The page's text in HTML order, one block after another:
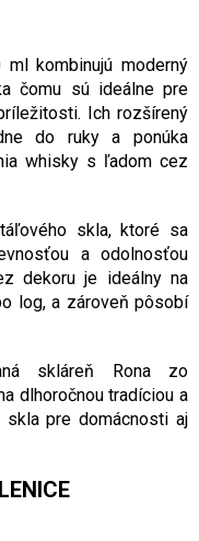
kombinujú moderný
čomu sú ideálne pre
Ich rozšírený
do ruky a ponúka
whisky s ľadom cez
skla, ktoré sa
a odolnosťou
dekoru je ideálny na
log, a zároveň pôsobí
skláreň Rona zo
dlhoročnou tradíciou a
skla pre domácnosti aj